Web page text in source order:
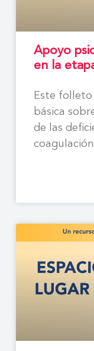
Apoyo
en la
Este
básica
de las